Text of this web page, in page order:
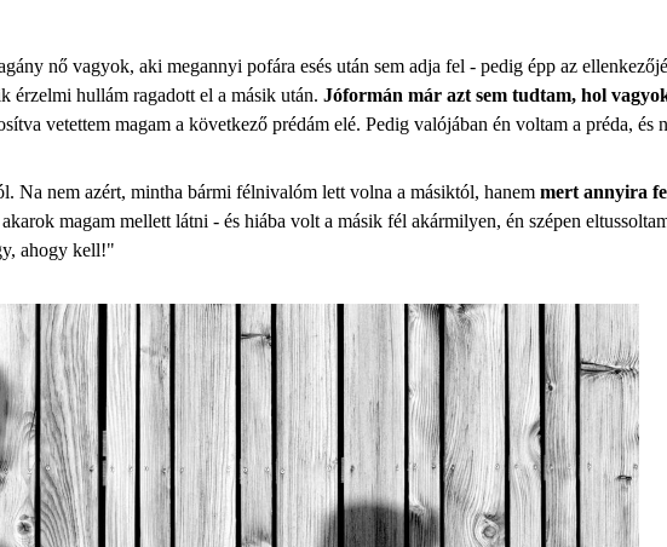
nő vagyok, aki megannyi pofára esés után sem adja fel - pedig épp az
érzelmi hullám ragadott el a másik után. Jóformán már azt sem tudtam, hol
vetettem magam a következő prédám elé. Pedig valójában én voltam a préda, és
Na nem azért, mintha bármi félnivalóm lett volna a másiktól, hanem mert annyira
magam mellett látni - és hiába volt a másik fél akármilyen, én szépen
ahogy kell!"